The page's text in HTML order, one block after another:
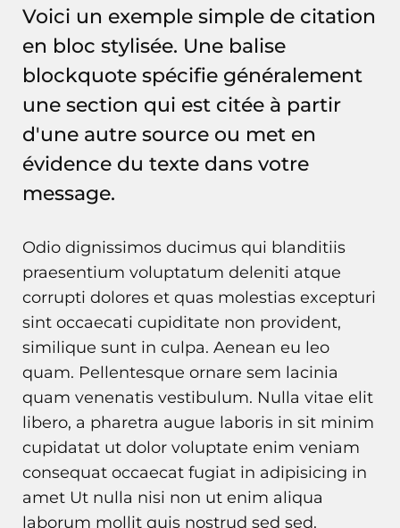
Voici un exemple simple de citation
en bloc stylisée. Une balise
blockquote spécifie généralement
une section qui est citée à partir
d'une autre source ou met en
évidence du texte dans votre
message.
Odio dignissimos ducimus qui blanditiis
praesentium voluptatum deleniti atque
corrupti dolores et quas molestias excepturi
sint occaecati cupiditate non provident,
similique sunt in culpa. Aenean eu leo
quam. Pellentesque ornare sem lacinia
quam venenatis vestibulum. Nulla vitae elit
libero, a pharetra augue laboris in sit minim
cupidatat ut dolor voluptate enim veniam
consequat occaecat fugiat in adipisicing in
amet Ut nulla nisi non ut enim aliqua
laborum mollit quis nostrud sed sed.